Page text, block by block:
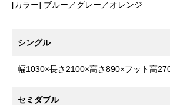
[カラー] ブルー／グレー／オレンジ
シングル
幅1030×長さ2100×高さ890×フット高
セミダブル